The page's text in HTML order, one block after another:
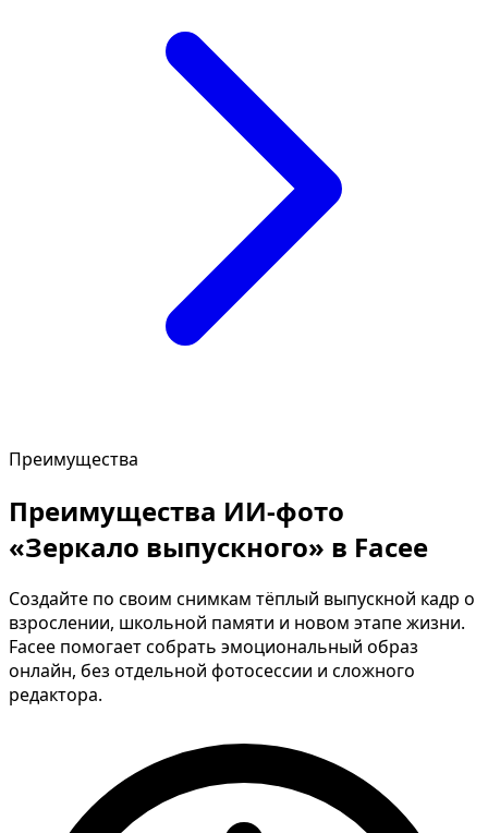
Преимущества
Преимущества ИИ-фото
«Зеркало выпускного» в Facee
Создайте по своим снимкам тёплый выпускной кадр о
взрослении, школьной памяти и новом этапе жизни.
Facee помогает собрать эмоциональный образ
онлайн, без отдельной фотосессии и сложного
редактора.